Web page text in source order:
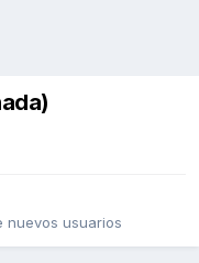
nuevos usuarios